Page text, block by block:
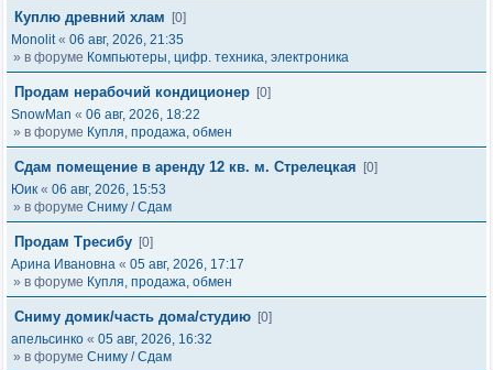
Куплю древний хлам
[0]
Monolit« 06 авг, 2026, 21:35
» в форуме Компьютеры, цифр. техника, электроника
Продам нерабочий кондиционер [0]
SnowMan « 06 авг, 2026, 18:22
» в форуме Купля, продажа, обмен
Сдам помещение в аренду 12 кв. м. Стрелецкая
[0]
Юик « 06 авг, 2026, 15:53
» в форуме Сниму / Сдам
Продам Тресибу [0]
Арина Ивановна « 05 авг, 2026, 17:17
» в форуме Купля, продажа, обмен
Сниму домик/часть дома/студию [0]
апельсинко « 05 авг, 2026, 16:32
» в форуме Сниму / Сдам